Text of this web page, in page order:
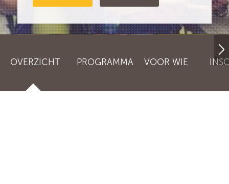
OVERZICHT PROGRAMMA VOOR WIE